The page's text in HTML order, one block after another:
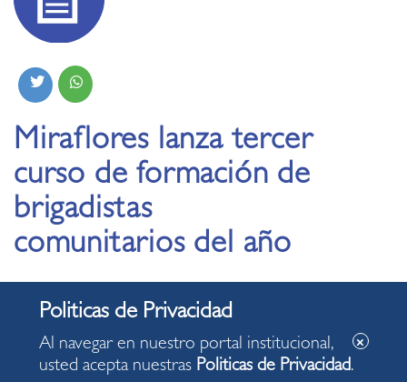
Miraflores lanza tercer
curso de formación de
brigadistas
comunitarios del año
09.09.2024
• El curso consta de 10 sesiones y se desarrollará los
martes, miércoles y jueves en la Casa Aurora.
Al navegar en nuestro portal institucional,
usted acepta nuestras Politicas de Privacidad.